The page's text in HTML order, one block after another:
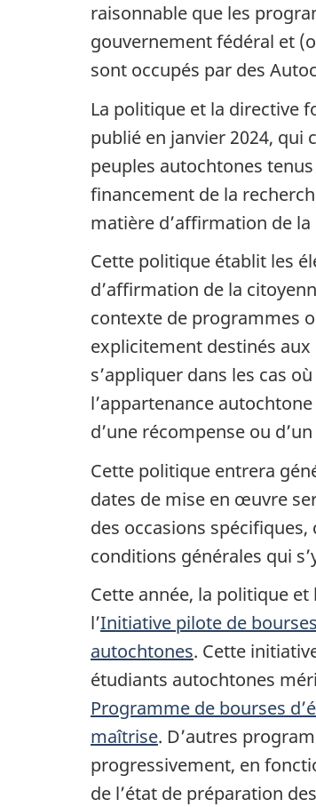
raisonnable que les
gouvernement fédéral et
sont occupés par des
La politique et la directive
publié en janvier 2024, qui
peuples autochtones
financement de la
matière d’affirmation de
Cette politique établit les
d’affirmation de la
contexte de programmes
explicitement destinés
s’appliquer dans les cas
l’appartenance
d’une récompense ou
Cette politique entrera
dates de mise en œuvre
des occasions
conditions générales qui
Cette année, la politique et
l’Initiative pilote de
autochtones. Cette
étudiants autochtones
Programme de bourses
maîtrise. D’autres
progressivement, en
de l’état de préparation